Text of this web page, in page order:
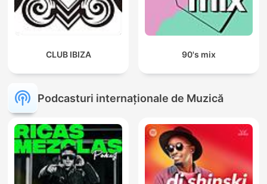
CLUB IBIZA 90's mix
Podcasturi internaționale de Muzică